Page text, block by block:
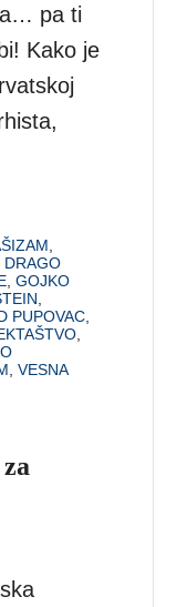
pa ti
Kako je
DRAGO
,GOJKO
PUPOVAC
,VESNA